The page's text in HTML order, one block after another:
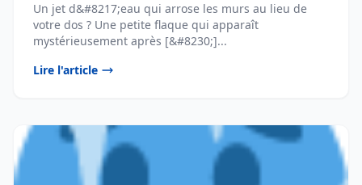
Un jet d&#8217;eau qui arrose les murs au lieu de
votre dos ? Une petite flaque qui apparaît
mystérieusement après [&#8230;]...
Lire l'article